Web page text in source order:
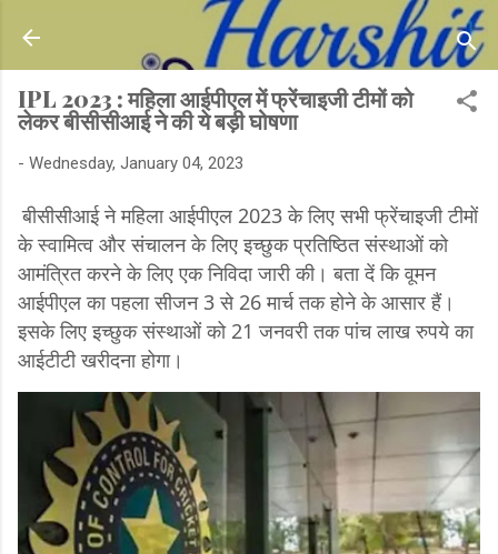
Skip to main content
IPL 2023 : महिला आईपीएल में फ्रेंचाइजी टीमों को
लेकर बीसीसीआई ने की ये बड़ी घोषणा
- Wednesday, January 04, 2023
बीसीसीआई ने महिला आईपीएल 2023 के लिए सभी फ्रेंचाइजी टीमों
के स्वामित्व और संचालन के लिए इच्छुक प्रतिष्ठित संस्थाओं को
आमंत्रित करने के लिए एक निविदा जारी की। बता दें कि वूमन
आईपीएल का पहला सीजन 3 से 26 मार्च तक होने के आसार हैं।
इसके लिए इच्छुक संस्थाओं को 21 जनवरी तक पांच लाख रुपये का
आईटीटी खरीदना होगा।